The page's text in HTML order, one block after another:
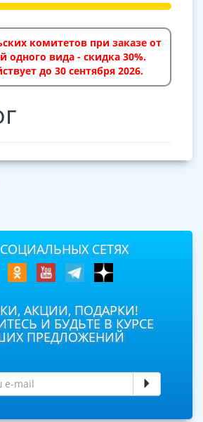
комитетов при заказе от
одного вида - скидка 30%.
до 30 сентября 2026.
СЕТЯХ
АКЦИИ, ПОДАРКИ!
И БУДЬТЕ В КУРСЕ
ПРЕДЛОЖЕНИЙ